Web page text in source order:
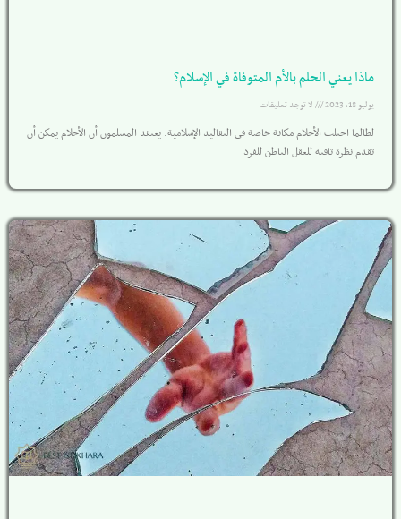
ماذا يعني الحلم بالأم المتوفاة في الإسلام؟
يوليو 18, 2023 لا توجد تعليقات
لطالما احتلت الأحلام مكانة خاصة في التقاليد الإسلامية. يعتقد المسلمون أن الأحلام يمكن أن
تقدم نظرة ثاقبة للعقل الباطن للفرد